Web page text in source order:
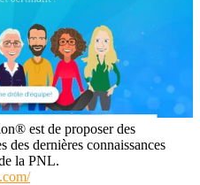
est de proposer des
des dernières connaissances
la PNL.